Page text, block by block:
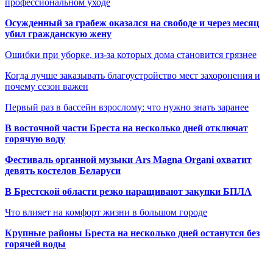
Осужденный за грабеж оказался на свободе и через месяц
убил гражданскую жену
Ошибки при уборке, из-за которых дома становится грязнее
Когда лучше заказывать благоустройство мест захоронения и
почему сезон важен
Первый раз в бассейн взрослому: что нужно знать заранее
В восточной части Бреста на несколько дней отключат
горячую воду
Фестиваль органной музыки Ars Magna Organi охватит
девять костелов Беларуси
В Брестской области резко наращивают закупки БПЛА
Что влияет на комфорт жизни в большом городе
Крупные районы Бреста на несколько дней останутся без
горячей воды